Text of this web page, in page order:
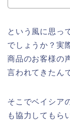
という風に思っ
でしょうか？実
商品のお客様の
言われてきたん
そこでベイシア
も協力してもら